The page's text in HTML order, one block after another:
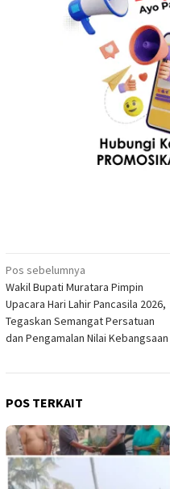
Navigasi
pos
Pos sebelumnya
Wakil Bupati Muratara Pimpin
Upacara Hari Lahir Pancasila 2026,
Tegaskan Semangat Persatuan
dan Pengamalan Nilai Kebangsaan
POS TERKAIT